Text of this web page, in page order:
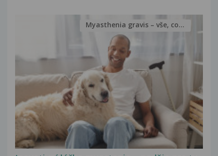
Myasthenia gravis – vše, co...